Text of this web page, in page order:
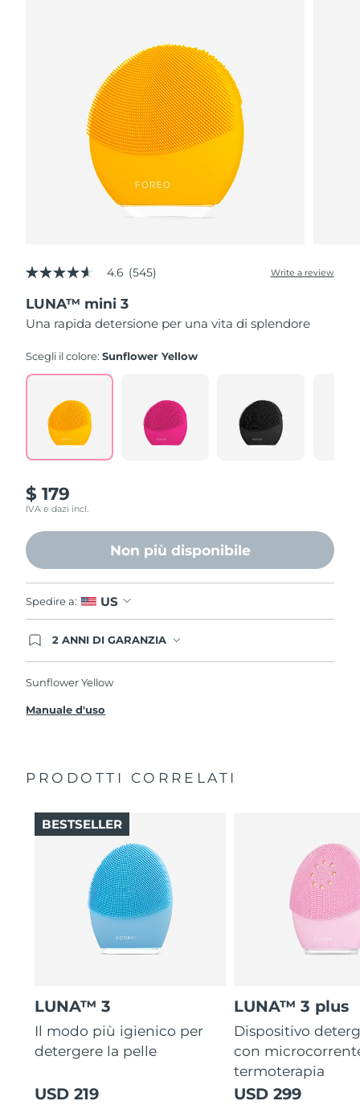
4.6
of
5
stars,
rating
Read
Reviews.
Same
page
4.6 (545) Write a review
LUNA™ mini 3
Una rapida detersione per una vita di splendore
Scegli il colore:Sunflower Yellow
$ 179
IVA e dazi incl.
Non più disponibile
Spedire a: US
2 ANNI DI GARANZIA
che, in caso di difetti nei primi 2 anni dalla data di
gratuitamente.
Sunflower Yellow
Manuale d'uso
PRODOTTI CORRELATI
LUNA™ 3
Il modo più igienico per
detergere la pelle
USD 219
BESTSELLER
LUNA™ 3 plus
Dispositivo
con
termoterapia
USD 299